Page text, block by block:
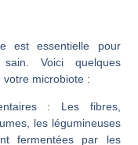
est essentielle pour
Voici quelques
microbiote :
: Les fibres,
les légumineuses
fermentées par les